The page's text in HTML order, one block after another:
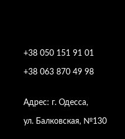
+38 050 151 91 01
+38 063 870 49 98
Адрес: г. Одесса,
ул. Балковская, №130